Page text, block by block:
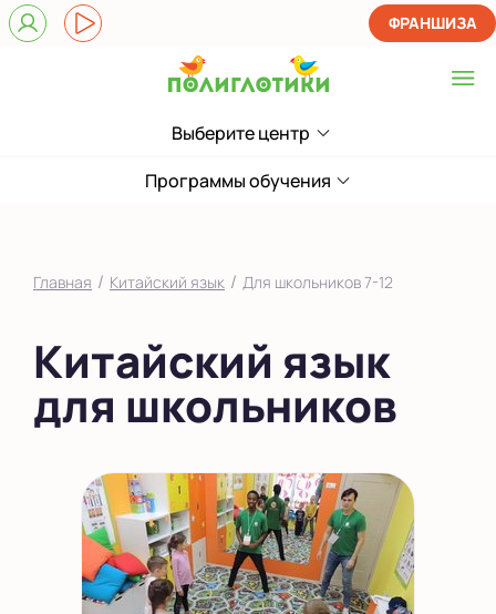
Выберите центр
Выберите центр
Верхние Лихоборы
Ломоносовский
Якиманка
в Южном Бутово
на Беломорской
на Домодедовской
на Коломенской
ФРАНШИЗА
Программы обучения
Главная / Китайский язык / Для школьников 7-12
Китайский язык
для школьников